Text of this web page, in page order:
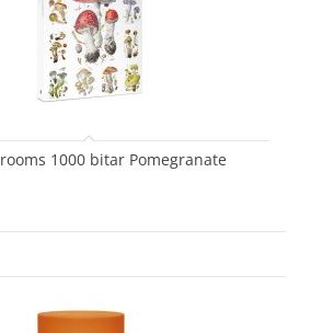
1000 bitar Pomegranate